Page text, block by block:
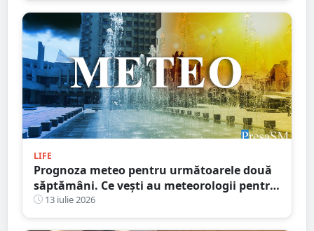
LIFE
Prognoza meteo pentru următoarele două
săptămâni. Ce vești au meteorologii pentru
sătmăreni
13 iulie 2026